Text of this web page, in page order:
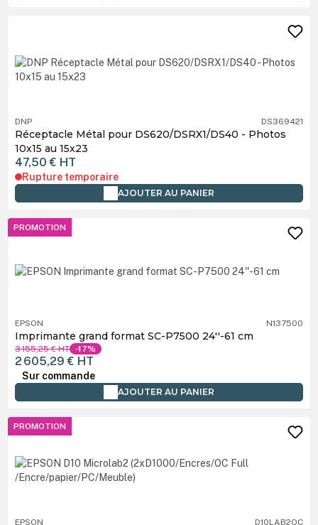
DNP DS369421
Réceptacle Métal pour DS620/DSRX1/DS40 - Photos
10x15 au 15x23
47,50 € HT
Rupture temporaire
AJOUTER AU PANIER
PROMOTION
EPSON N137500
Imprimante grand format SC-P7500 24''-61 cm
3 155,25 €HT -17%
2 605,29 € HT
Sur commande
AJOUTER AU PANIER
PROMOTION
EPSON D10LAB2OC